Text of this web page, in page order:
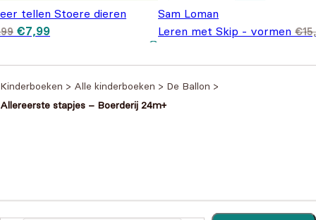
tellen Stoere dieren
Oorspronkelijke prijs
was: €8,99.
€7,99Huidige prijs is:
€7,99.
Sam Loman
Leren met Skip - vormen €
Kinderboeken > Alle kinderboeken > De Ballon >
Allereerste stapjes – Boerderij 24m+